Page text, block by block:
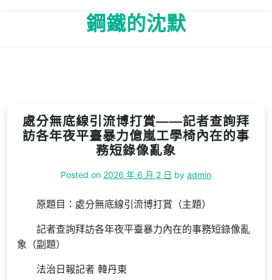
鋼鐵的沈默
處分無底線引流博打賞——記者查詢拜
訪各年夜平臺暴力億嵐工學椅內在的事
務短錄像亂象
Posted on 2026 年 6 月 2 日 by admin
原題目：處分無底線引流博打賞（主題）
記者查詢拜訪各年夜平臺暴力內在的事務短錄像亂
象（副題）
法治日報記者 韓丹東